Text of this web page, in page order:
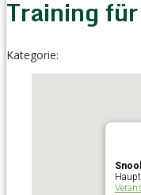
Training
Kategorie: